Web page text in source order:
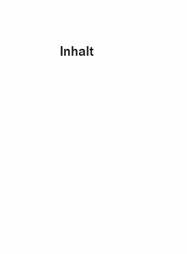
Inhalt